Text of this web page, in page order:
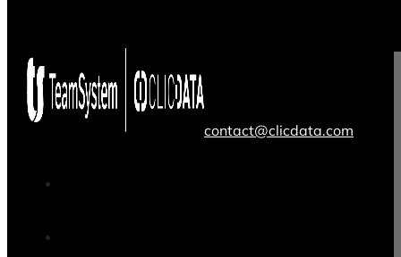
contact@clicdata.com